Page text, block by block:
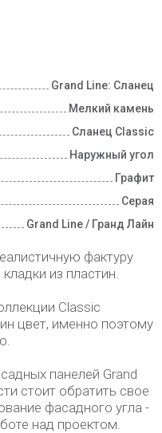
Grand Line: Сланец
Мелкий камень
Сланец Classic
Наружный угол
Графит
Серая
Grand Line / Гранд Лайн
фактуру
из пластин.
Classic
цвет, именно поэтому
панелей Grand
стоит обратить свое
фасадного угла -
над проектом.